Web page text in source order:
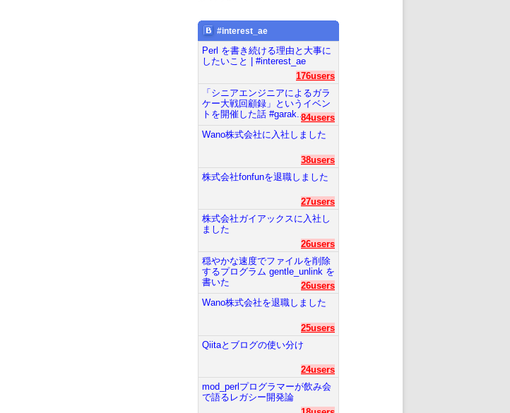
#interest_ae
Perl を書き続ける理由と大事に
したいこと | #interest_ae
176users
「シニアエンジニアによるガラ
ケー大戦回顧録」というイベン
トを開催した話 #garak...84users
Wano株式会社に入社しました
38users
株式会社fonfunを退職しました
27users
株式会社ガイアックスに入社し
ました
26users
穏やかな速度でファイルを削除
するプログラム gentle_unlink を
書いた
26users
Wano株式会社を退職しました
25users
Qiitaとブログの使い分け
24users
mod_perlプログラマーが飲み会
で語るレガシー開発論